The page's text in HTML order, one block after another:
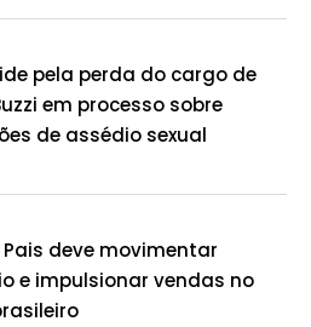
pela perda do cargo de
em processo sobre
de assédio sexual
deve movimentar
e impulsionar vendas no